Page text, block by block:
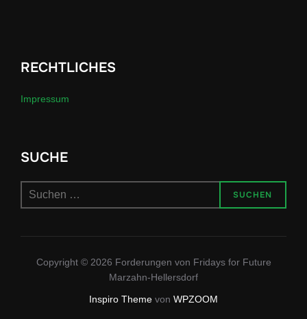
RECHTLICHES
Impressum
SUCHE
Suchen
SUCHEN
Copyright © 2026 Forderungen von Fridays for Future
Marzahn-Hellersdorf
Inspiro Theme von WPZOOM